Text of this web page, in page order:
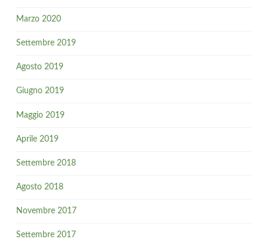
Marzo 2020
Settembre 2019
Agosto 2019
Giugno 2019
Maggio 2019
Aprile 2019
Settembre 2018
Agosto 2018
Novembre 2017
Settembre 2017